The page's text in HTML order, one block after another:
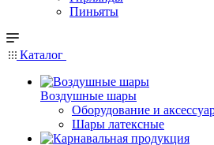
Пиньяты
Каталог
Воздушные шары
Оборудование и
Шары латексные